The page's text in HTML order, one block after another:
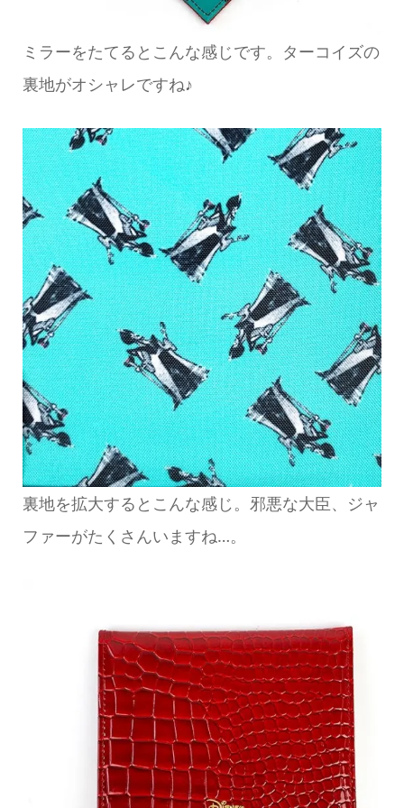
ミラーをたてるとこんな感じです。ターコイズの
裏地がオシャレですね♪
裏地を拡大するとこんな感じ。邪悪な大臣、ジャ
ファーがたくさんいますね…。